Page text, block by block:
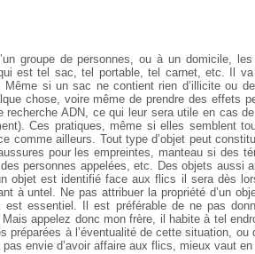
groupe de personnes, ou à un domicile,
est tel sac, tel portable, tel carnet, etc. Il
Même si un sac ne contient rien d’illicite ou
chose, voire même de prendre des effets
ADN, ce qui leur sera utile en cas
Ces pratiques, même si elles semblent
comme ailleurs. Tout type d’objet peut
pour les empreintes, manteau si des
personnes appelées, etc. Des objets aussi
objet est identifié face aux flics il sera dès
à untel. Ne pas attribuer la propriété d’un
est essentiel. Il est préférable de ne pas
appelez donc mon frère, il habite à tel
préparées à l’éventualité de cette situation,
pas envie d’avoir affaire aux flics, mieux vaut